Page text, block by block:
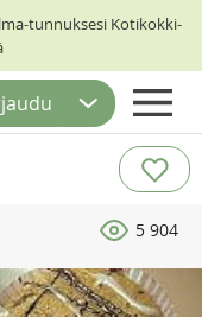
tunnuksesi Kotikokki-
5 904